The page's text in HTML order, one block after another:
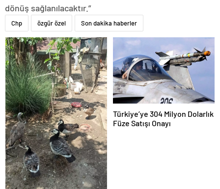
dönüş sağlanılacaktır.”
Chp özgür özel Son dakika haberler
Türkiye’ye 304 Milyon Dolarlık
Füze Satışı Onayı